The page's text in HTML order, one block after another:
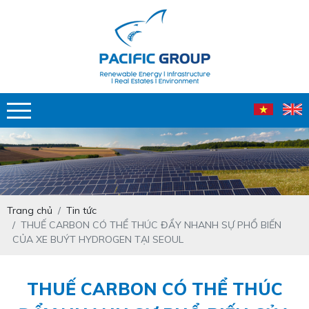
Trang chủ
Tin tức
THUẾ CARBON CÓ THỂ THÚC ĐẨY NHANH SỰ PHỔ BIẾN
CỦA XE BUÝT HYDROGEN TẠI SEOUL
THUẾ CARBON CÓ THỂ THÚC